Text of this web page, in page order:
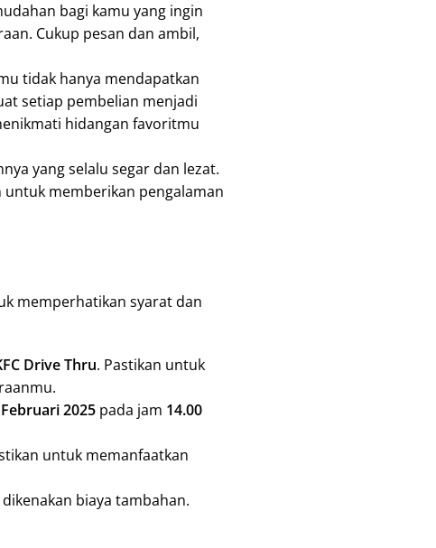
bagi kamu yang ingin
Cukup pesan dan ambil,
tidak hanya mendapatkan
setiap pembelian menjadi
hidangan favoritmu
yang selalu segar dan lezat.
memberikan pengalaman
memperhatikan syarat dan
Drive Thru. Pastikan untuk
2025 pada jam 14.00
untuk memanfaatkan
biaya tambahan.